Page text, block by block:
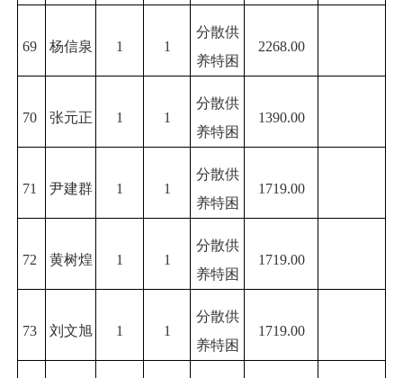
69 杨信泉 1 1
分散供
养特困
2268.00
70 张元正 1 1
分散供
养特困
1390.00
71 尹建群 1 1
分散供
养特困
1719.00
72 黄树煌 1 1
分散供
养特困
1719.00
73 刘文旭 1 1
分散供
养特困
1719.00